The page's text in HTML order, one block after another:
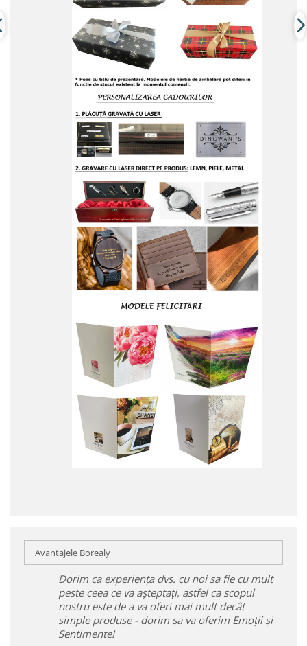
Avantajele Borealy
Dorim ca experiența dvs. cu noi sa fie cu mult
peste ceea ce va așteptați, astfel ca scopul
nostru este de a va oferi mai mult decât
simple produse - dorim sa va oferim Emoții și
Sentimente!